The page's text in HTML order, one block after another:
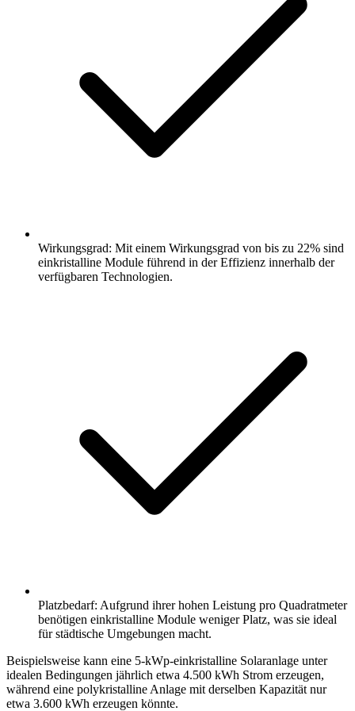
Wirkungsgrad: Mit einem Wirkungsgrad von bis zu 22% sind
einkristalline Module führend in der Effizienz innerhalb der
verfügbaren Technologien.
Platzbedarf: Aufgrund ihrer hohen Leistung pro Quadratmeter
benötigen einkristalline Module weniger Platz, was sie ideal
für städtische Umgebungen macht.
Beispielsweise kann eine 5-kWp-einkristalline Solaranlage unter
idealen Bedingungen jährlich etwa 4.500 kWh Strom erzeugen,
während eine polykristalline Anlage mit derselben Kapazität nur
etwa 3.600 kWh erzeugen könnte.